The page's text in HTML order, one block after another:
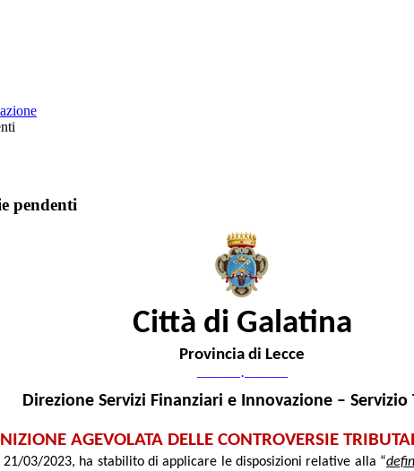
pendenti
Città di Galatina
Provincia di Lecce
———·———
Direzione Servizi Finanziari e Innovazione – Servizio
AGEVOLATA DELLE CONTROVERSIE
03/2023, ha stabilito di applicare le disposizioni relative alla “